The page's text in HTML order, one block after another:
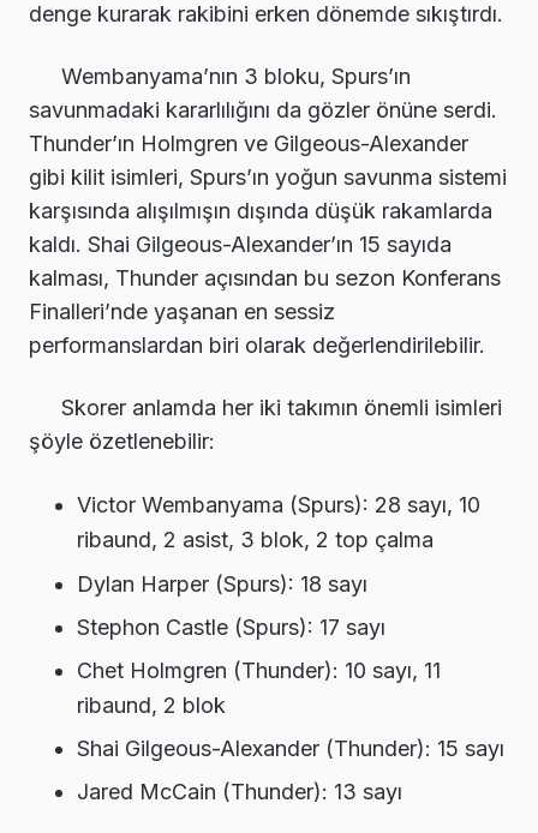
denge kurarak rakibini erken dönemde sıkıştırdı.
Wembanyama’nın 3 bloku, Spurs’ın
savunmadaki kararlılığını da gözler önüne serdi.
Thunder’ın Holmgren ve Gilgeous-Alexander
gibi kilit isimleri, Spurs’ın yoğun savunma sistemi
karşısında alışılmışın dışında düşük rakamlarda
kaldı. Shai Gilgeous-Alexander’ın 15 sayıda
kalması, Thunder açısından bu sezon Konferans
Finalleri’nde yaşanan en sessiz
performanslardan biri olarak değerlendirilebilir.
Skorer anlamda her iki takımın önemli isimleri
şöyle özetlenebilir:
Victor Wembanyama (Spurs): 28 sayı, 10
ribaund, 2 asist, 3 blok, 2 top çalma
Dylan Harper (Spurs): 18 sayı
Stephon Castle (Spurs): 17 sayı
Chet Holmgren (Thunder): 10 sayı, 11
ribaund, 2 blok
Shai Gilgeous-Alexander (Thunder): 15 sayı
Jared McCain (Thunder): 13 sayı